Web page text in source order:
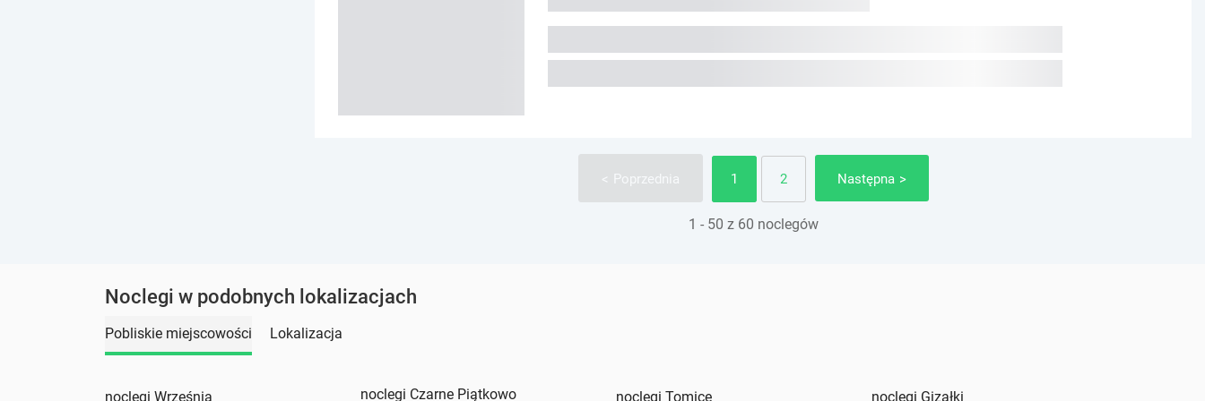
Poprzednia 1 2 Następna
1 - 50 z 60 noclegów
Noclegi w podobnych lokalizacjach
Pobliskie miejscowości Lokalizacja
noclegi Września noclegi Czarne Piątkowo noclegi Tomice noclegi Gizałki